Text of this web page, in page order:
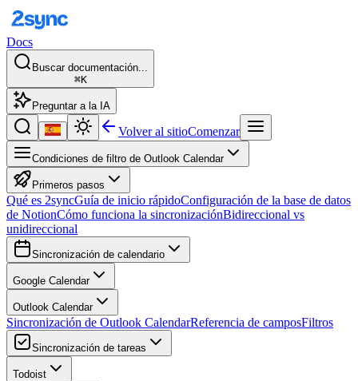
Docs
Buscar documentación...
⌘K
Preguntar a la IA
Volver al sitioComenzar
Condiciones de filtro de Outlook Calendar
Primeros pasos
Qué es 2syncGuía de inicio rápidoConfiguración de la base de datos
de NotionCómo funciona la sincronizaciónBidireccional vs
unidireccional
Sincronización de calendario
Google Calendar
Outlook Calendar
Sincronización de Outlook CalendarReferencia de camposFiltros
Sincronización de tareas
Todoist